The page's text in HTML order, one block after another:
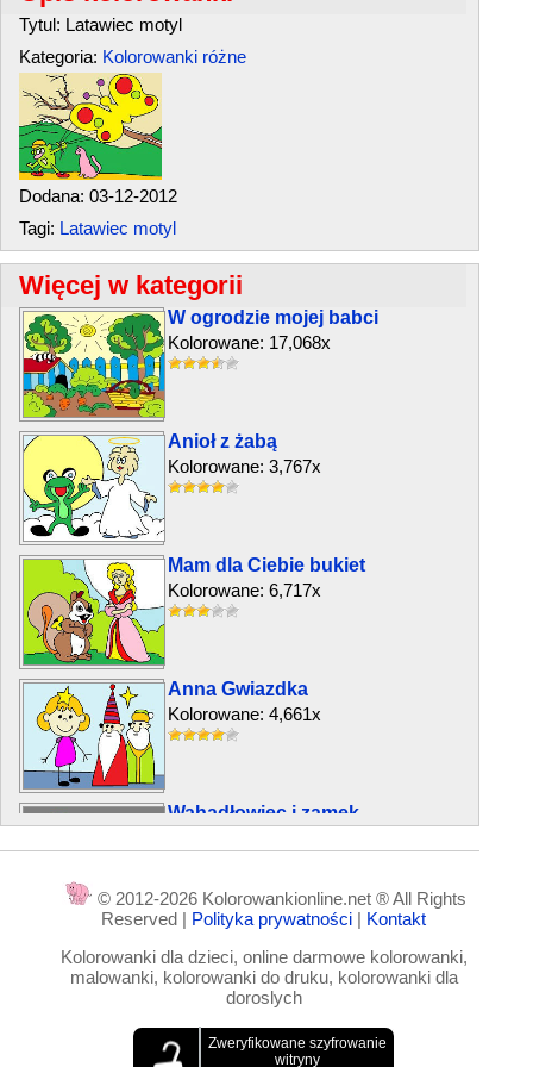
Tytul: Latawiec motyl
Kategoria: Kolorowanki różne
Dodana: 03-12-2012
Tagi: Latawiec motyl
Więcej w kategorii
W ogrodzie mojej babci
Kolorowane: 17,068x
Anioł z żabą
Kolorowane: 3,767x
Mam dla Ciebie bukiet
Kolorowane: 6,717x
Anna Gwiazdka
Kolorowane: 4,661x
Wahadłowiec i zamek
Kolorowane: 3,512x
Leci, leci, wszystko leci
© 2012-2026 Kolorowankionline.net ® All Rights
Reserved | Polityka prywatności | Kontakt
Kolorowanki dla dzieci, online darmowe kolorowanki,
malowanki, kolorowanki do druku, kolorowanki dla
doroslych